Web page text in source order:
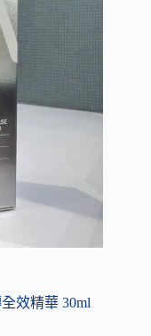
全效精華 30ml